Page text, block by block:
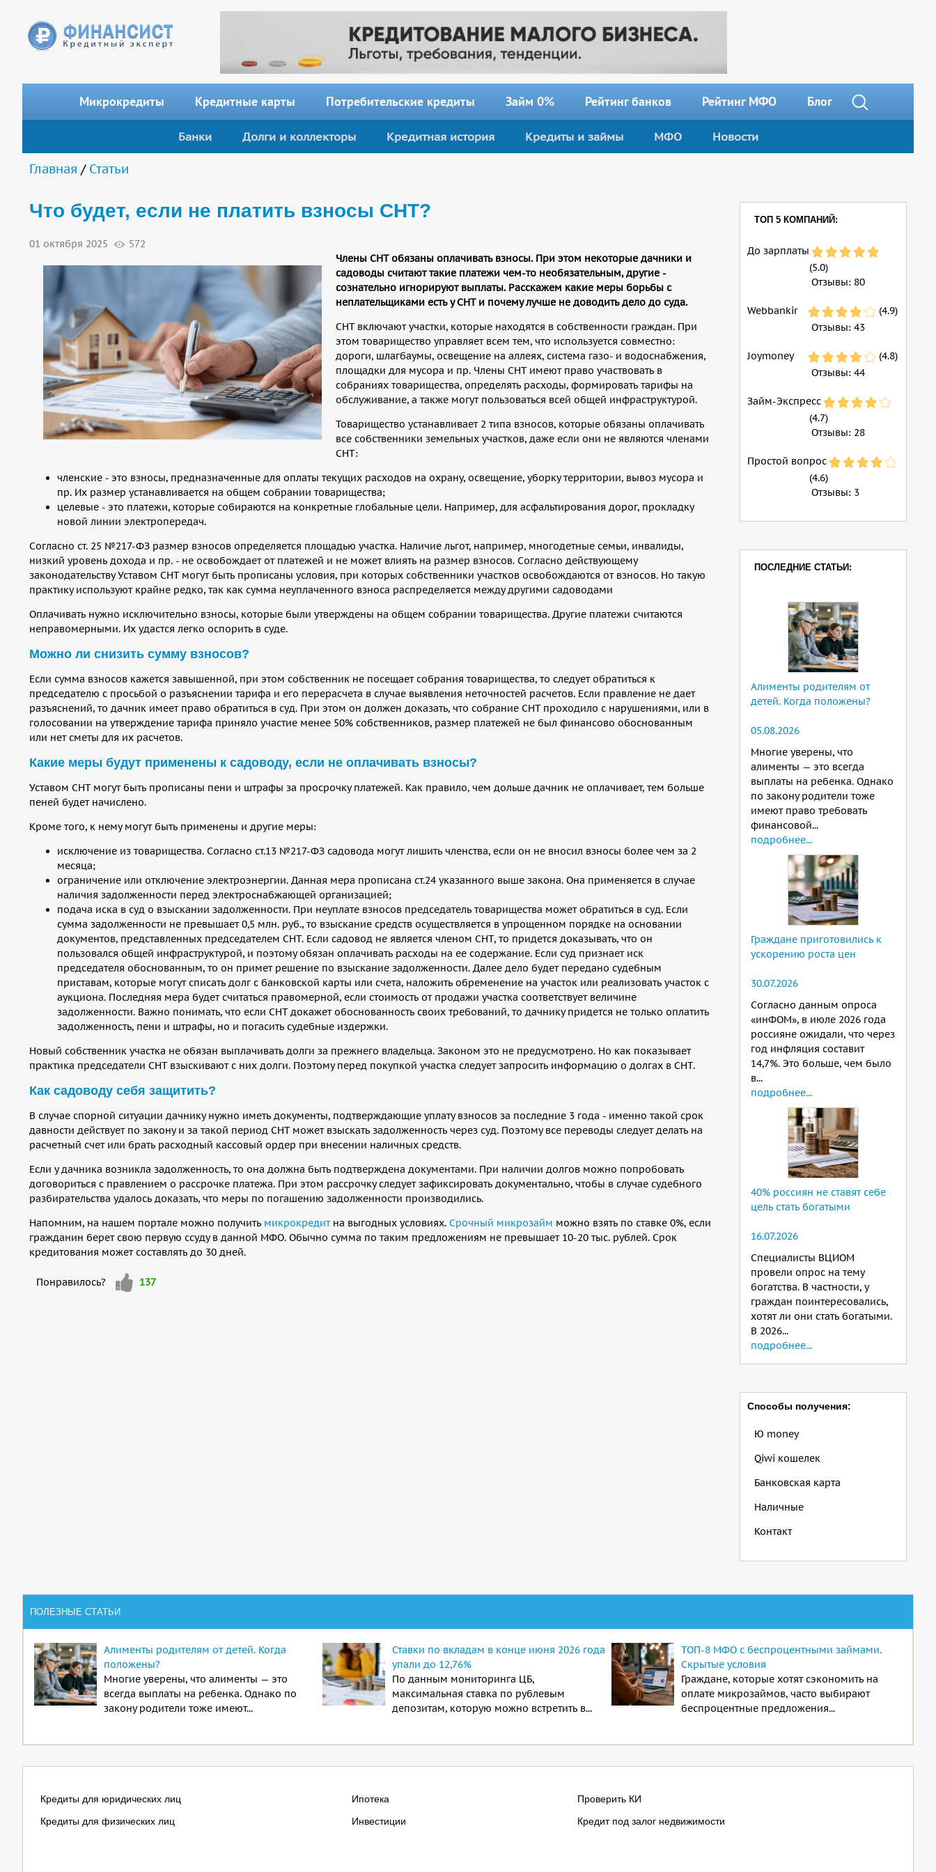
Микрокредиты Кредитные карты Потребительские кредиты Займ 0% Рейтинг банков Рейтинг МФО Блог
Банки Долги и коллекторы Кредитная история Кредиты и займы МФО
Новости
Вы здесь
Главная / Статьи
Что будет, если не платить взносы СНТ?
01 октября 2025
572
Члены СНТ обязаны оплачивать взносы. При этом некоторые дачники и
садоводы считают такие платежи чем-то необязательным, другие -
сознательно игнорируют выплаты. Расскажем какие меры борьбы с
неплательщиками есть у СНТ и почему лучше не доводить дело до суда.
СНТ включают участки, которые находятся в собственности граждан. При
этом товарищество управляет всем тем, что используется совместно:
дороги, шлагбаумы, освещение на аллеях, система газо- и водоснабжения,
площадки для мусора и пр. Члены СНТ имеют право участвовать в
собраниях товарищества, определять расходы, формировать тарифы на
обслуживание, а также могут пользоваться всей общей инфраструктурой.
Товарищество устанавливает 2 типа взносов, которые обязаны оплачивать
все собственники земельных участков, даже если они не являются членами
СНТ:
членские - это взносы, предназначенные для оплаты текущих расходов на охрану, освещение, уборку территории, вывоз мусора и
пр. Их размер устанавливается на общем собрании товарищества;
целевые - это платежи, которые собираются на конкретные глобальные цели. Например, для асфальтирования дорог, прокладку
новой линии электропередач.
Согласно ст. 25 №217-ФЗ размер взносов определяется площадью участка. Наличие льгот, например, многодетные семьи, инвалиды,
низкий уровень дохода и пр. - не освобождает от платежей и не может влиять на размер взносов. Согласно действующему
законодательству Уставом СНТ могут быть прописаны условия, при которых собственники участков освобождаются от взносов. Но такую
практику используют крайне редко, так как сумма неуплаченного взноса распределяется между другими садоводами
Оплачивать нужно исключительно взносы, которые были утверждены на общем собрании товарищества. Другие платежи считаются
неправомерными. Их удастся легко оспорить в суде.
Можно ли снизить сумму взносов?
Если сумма взносов кажется завышенной, при этом собственник не посещает собрания товарищества, то следует обратиться к
председателю с просьбой о разъяснении тарифа и его перерасчета в случае выявления неточностей расчетов. Если правление не дает
разъяснений, то дачник имеет право обратиться в суд. При этом он должен доказать, что собрание СНТ проходило с нарушениями, или в
голосовании на утверждение тарифа приняло участие менее 50% собственников, размер платежей не был финансово обоснованным
или нет сметы для их расчетов.
Какие меры будут применены к садоводу, если не оплачивать взносы?
Уставом СНТ могут быть прописаны пени и штрафы за просрочку платежей. Как правило, чем дольше дачник не оплачивает, тем больше
пеней будет начислено.
Кроме того, к нему могут быть применены и другие меры:
исключение из товарищества. Согласно ст.13 №217-ФЗ садовода могут лишить членства, если он не вносил взносы более чем за 2
месяца;
ограничение или отключение электроэнергии. Данная мера прописана ст.24 указанного выше закона. Она применяется в случае
наличия задолженности перед электроснабжающей организацией;
подача иска в суд о взыскании задолженности. При неуплате взносов председатель товарищества может обратиться в суд. Если
сумма задолженности не превышает 0,5 млн. руб., то взыскание средств осуществляется в упрощенном порядке на основании
документов, представленных председателем СНТ. Если садовод не является членом СНТ, то придется доказывать, что он
пользовался общей инфраструктурой, и поэтому обязан оплачивать расходы на ее содержание. Если суд признает иск
председателя обоснованным, то он примет решение по взыскание задолженности. Далее дело будет передано судебным
приставам, которые могут списать долг с банковской карты или счета, наложить обременение на участок или реализовать участок с
аукциона. Последняя мера будет считаться правомерной, если стоимость от продажи участка соответствует величине
задолженности. Важно понимать, что если СНТ докажет обоснованность своих требований, то дачнику придется не только оплатить
задолженность, пени и штрафы, но и погасить судебные издержки.
Новый собственник участка не обязан выплачивать долги за прежнего владельца. Законом это не предусмотрено. Но как показывает
практика председатели СНТ взыскивают с них долги. Поэтому перед покупкой участка следует запросить информацию о долгах в СНТ.
Как садоводу себя защитить?
В случае спорной ситуации дачнику нужно иметь документы, подтверждающие уплату взносов за последние 3 года - именно такой срок
давности действует по закону и за такой период СНТ может взыскать задолженность через суд. Поэтому все переводы следует делать на
расчетный счет или брать расходный кассовый ордер при внесении наличных средств.
Если у дачника возникла задолженность, то она должна быть подтверждена документами. При наличии долгов можно попробовать
договориться с правлением о рассрочке платежа. При этом рассрочку следует зафиксировать документально, чтобы в случае судебного
разбирательства удалось доказать, что меры по погашению задолженности производились.
Напомним, на нашем портале можно получить микрокредитна выгодных условиях. Срочный микрозайм можно взять по ставке 0%, если
гражданин берет свою первую ссуду в данной МФО. Обычно сумма по таким предложениям не превышает 10-20 тыс. рублей. Срок
кредитования может составлять до 30 дней.
Понравилось?
Мне
нравится
137
ТОП 5 КОМПАНИЙ:
До зарплаты
(5.0)
Отзывы: 80
Webbankir
(4.9)
Отзывы: 43
Joymoney
(4.8)
Отзывы: 44
Займ-Экспресс
(4.7)
Отзывы: 28
Простой вопрос
(4.6)
Отзывы: 3
ПОСЛЕДНИЕ СТАТЬИ:
Алименты родителям от
детей. Когда положены?
05.08.2026
Многие уверены, что
алименты — это всегда
выплаты на ребенка. Однако
по закону родители тоже
имеют право требовать
финансовой...
подробнее...
Граждане приготовились к
ускорению роста цен
30.07.2026
Согласно данным опроса
«инФОМ», в июле 2026 года
россияне ожидали, что через
год инфляция составит
14,7%. Это больше, чем было
в...
подробнее...
40% россиян не ставят себе
цель стать богатыми
16.07.2026
Специалисты ВЦИОМ
провели опрос на тему
богатства. В частности, у
граждан поинтересовались,
хотят ли они стать богатыми.
В 2026...
подробнее...
Способы получения:
Ю money
Qiwi кошелек
Банковская карта
Наличные
Контакт
ПОЛЕЗНЫЕ СТАТЬИ
Алименты родителям от детей. Когда
положены?
Многие уверены, что алименты — это
всегда выплаты на ребенка. Однако по
закону родители тоже имеют...
Ставки по вкладам в конце июня 2026 года
упали до 12,76%
По данным мониторинга ЦБ,
максимальная ставка по рублевым
депозитам, которую можно встретить в...
ТОП-8 МФО с беспроцентными займами.
Скрытые условия
Граждане, которые хотят сэкономить на
оплате микрозаймов, часто выбирают
беспроцентные предложения...
Кредиты для юридических лиц
Кредиты для физических лиц
Ипотека
Инвестиции
Проверить КИ
Кредит под залог недвижимости